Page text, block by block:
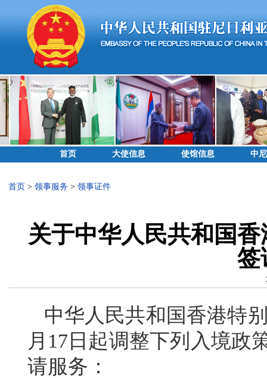
首页 大使信息 使馆信息 中
首页 > 领事服务 > 领事证件
关于中华人民共和国
签
中华人民共和国香港特
月17日起调整下列入境政
请服务：